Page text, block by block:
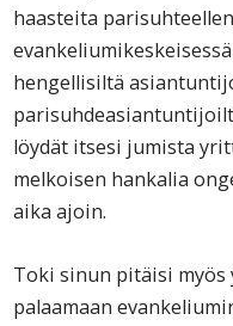
haasteita
hengellisiltä
löydät itsesi jumista
melkoisen hankalia
aika ajoin.
Toki sinun pitäisi myös
palaamaan